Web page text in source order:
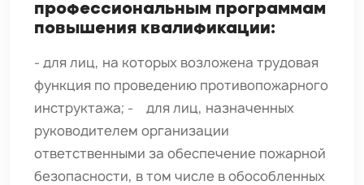
профессиональным программам
повышения квалификации:
- для лиц, на которых возложена трудовая
функция по проведению противопожарного
инструктажа; - для лиц, назначенных
руководителем организации
ответственными за обеспечение пожарной
безопасности, в том числе в обособленных